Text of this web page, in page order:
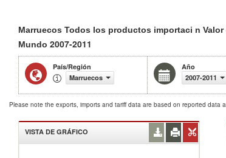
Marruecos Todos los productos importaci n Valor
Mundo 2007-2011
País/Región
Marruecos
Año
2007-2011
Please note the exports, imports and tariff data are based on reported data
VISTA DE GRÁFICO